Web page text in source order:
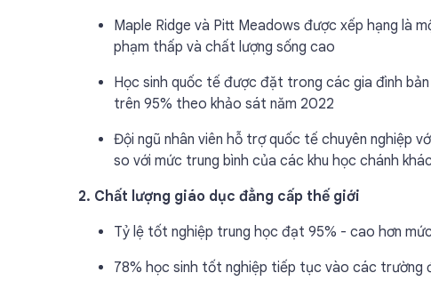
Maple Ridge và Pitt Meadows được xếp hạng là
phạm thấp và chất lượng sống cao
Học sinh quốc tế được đặt trong các gia đình
trên 95% theo khảo sát năm 2022
Đội ngũ nhân viên hỗ trợ quốc tế chuyên nghiệp
so với mức trung bình của các khu học chánh khác
2. Chất lượng giáo dục đẳng cấp thế giới
Tỷ lệ tốt nghiệp trung học đạt 95% - cao hơn
78% học sinh tốt nghiệp tiếp tục vào các trường